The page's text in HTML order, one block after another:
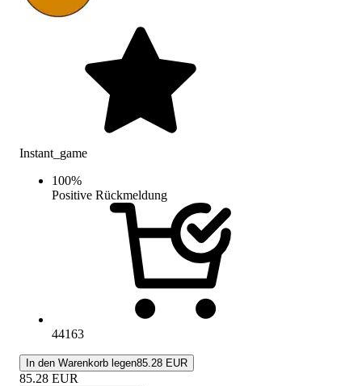
Instant_game
100%
Positive Rückmeldung
44163
In den Warenkorb legen85.28 EUR
85.28 EUR